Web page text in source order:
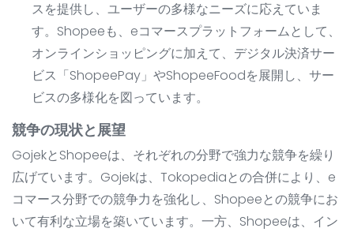
スを提供し、ユーザーの多様なニーズに応えていま
す。Shopeeも、eコマースプラットフォームとして、
オンラインショッピングに加えて、デジタル決済サー
ビス「ShopeePay」やShopeeFoodを展開し、サー
ビスの多様化を図っています。
競争の現状と展望
GojekとShopeeは、それぞれの分野で強力な競争を繰り
広げています。Gojekは、Tokopediaとの合併により、e
コマース分野での競争力を強化し、Shopeeとの競争にお
いて有利な立場を築いています。一方、Shopeeは、イン